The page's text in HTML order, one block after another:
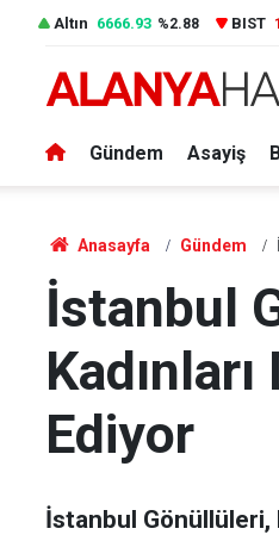
Altın 6666.93 %2.88 BIST
Gündem Asayiş
Anasayfa Gündem
İstanbul
Ediyor
İstanbul Gönüllüleri,